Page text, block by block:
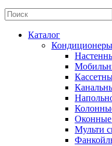
Каталог
Кондиционеры
Мульти